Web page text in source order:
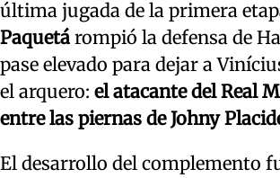
última jugada de la primera
Paquetá rompió la defensa de
pase elevado para dejar a
el arquero: el atacante del Real
entre las piernas de Johny
El desarrollo del complemento